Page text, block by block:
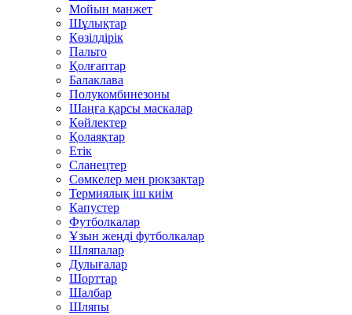
Мойын манжет
Шұлықтар
Көзілдірік
Пальто
Қолғаптар
Балаклава
Полукомбинезоны
Шаңға қарсы маскалар
Көйлектер
Қолаяқтар
Етік
Сланецтер
Сөмкелер мен рюкзактар
Термиялық іш киім
Капустер
Футболкалар
Ұзын жеңді футболкалар
Шляпалар
Дулығалар
Шорттар
Шалбар
Шляпы